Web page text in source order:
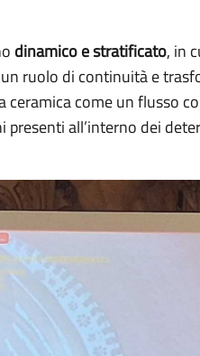
dinamico e stratificato, in
ruolo di continuità e
ceramica come un flusso
all’interno dei